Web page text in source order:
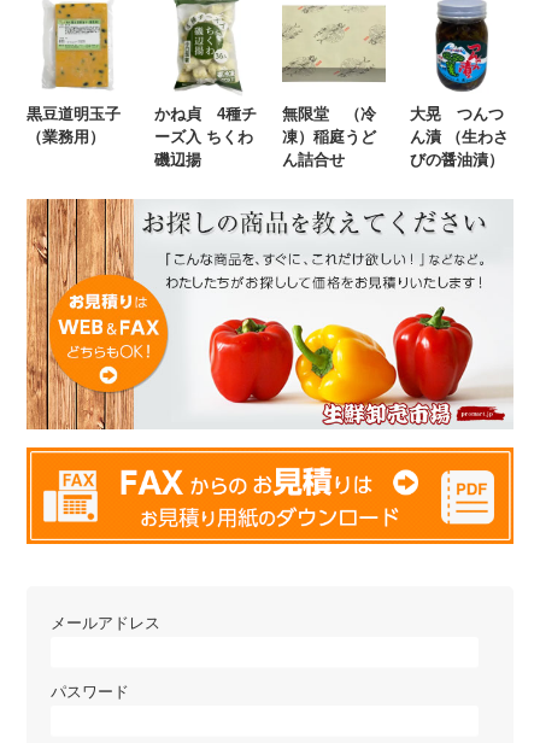
黒豆道明玉子
（業務用）
かね貞 4種チ
ーズ入 ちくわ
磯辺揚
無限堂 （冷
凍）稲庭うど
ん詰合せ
大晃 つんつ
ん漬 （生わさ
びの醤油漬）
メールアドレス
パスワード